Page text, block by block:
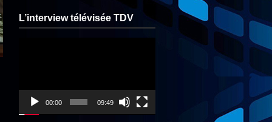
L’interview télévisée TDV
00:00 09:49